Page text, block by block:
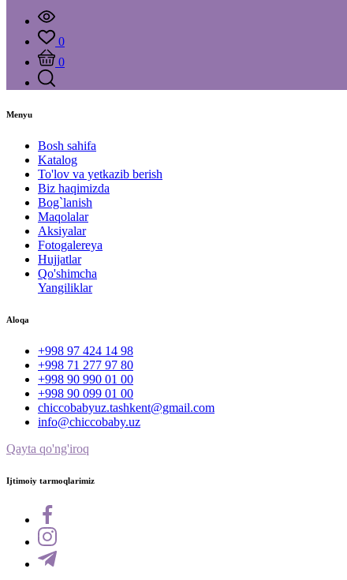
0
0
Menyu
Bosh sahifa
Katalog
To'lov va yetkazib berish
Biz haqimizda
Bog`lanish
Maqolalar
Aksiyalar
Fotogalereya
Hujjatlar
Qo'shimcha
Yangiliklar
Aloqa
+998 97 424 14 98
+998 71 277 97 80
+998 90 990 01 00
+998 90 099 01 00
chiccobabyuz.tashkent@gmail.com
info@chiccobaby.uz
Qayta qo'ng'iroq
Ijtimoiy tarmoqlarimiz